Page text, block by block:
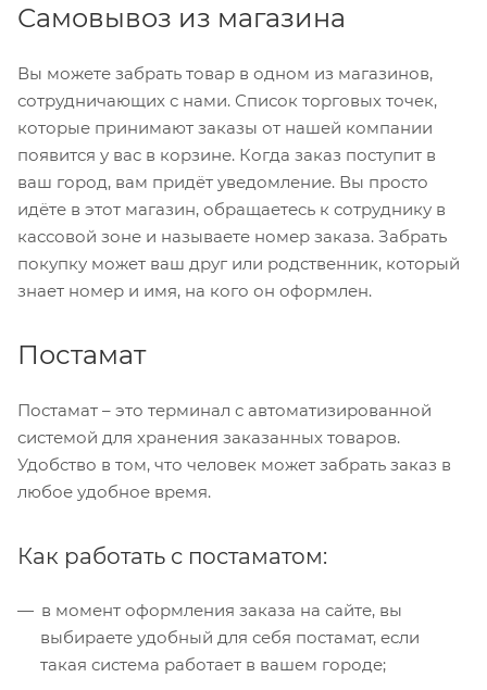
Самовывоз из магазина
Вы можете забрать товар в одном из магазинов,
сотрудничающих с нами. Список торговых точек,
которые принимают заказы от нашей компании
появится у вас в корзине. Когда заказ поступит в
ваш город, вам придёт уведомление. Вы просто
идёте в этот магазин, обращаетесь к сотруднику в
кассовой зоне и называете номер заказа. Забрать
покупку может ваш друг или родственник, который
знает номер и имя, на кого он оформлен.
Постамат
Постамат – это терминал с автоматизированной
системой для хранения заказанных товаров.
Удобство в том, что человек может забрать заказ в
любое удобное время.
Как работать с постаматом:
в момент оформления заказа на сайте, вы
выбираете удобный для себя постамат, если
такая система работает в вашем городе;